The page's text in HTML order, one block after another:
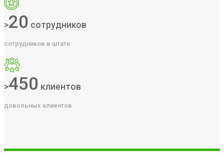
>20 сотрудников
сотрудников в штате
>450 клиентов
довольных клиентов